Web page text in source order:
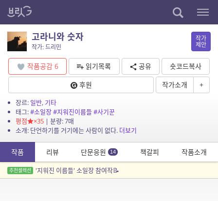
고라니와 숫자
작가: 드리민
작가
제안
작품공감 6 읽기목록 공유
숏코드복사
후원
작가소개 +
장르: 일반, 기타
태그:#소일장#지워진이름들#사기꾼
평점
×35| 분량: 7매
소개: 단언하기를 거기에는 사람이 없다. 더보기
작품 리뷰 단문응원 14 책갈피 작품소개
추천셀렉션 '지워진 이름들' 소일장 참여작📝